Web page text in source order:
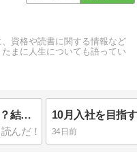
資格や読書に関する情報など
まに人生についても語ってい
職場の飲み会は行かない方が賢い？結局は楽しめるかどうかが重要
34日前